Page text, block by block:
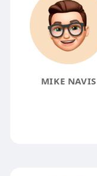
MIKE NAVIS